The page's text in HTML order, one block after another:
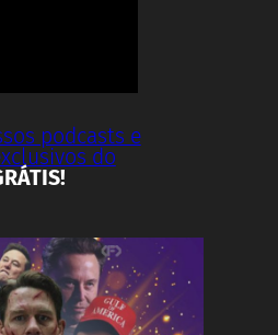
podcasts e
do